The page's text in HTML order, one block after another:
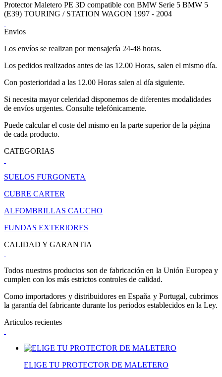
Protector Maletero PE 3D compatible con BMW Serie 5 BMW 5
(E39) TOURING / STATION WAGON 1997 - 2004
Envios
Los envíos se realizan por mensajería 24-48 horas.
Los pedidos realizados antes de las 12.00 Horas, salen el mismo día.
Con posterioridad a las 12.00 Horas salen al día siguiente.
Si necesita mayor celeridad disponemos de diferentes modalidades
de envíos urgentes. Consulte telefónicamente.
Puede calcular el coste del mismo en la parte superior de la página
de cada producto.
CATEGORIAS
SUELOS FURGONETA
CUBRE CARTER
ALFOMBRILLAS CAUCHO
FUNDAS EXTERIORES
CALIDAD Y GARANTIA
Todos nuestros productos son de fabricación en la Unión Europea y
cumplen con los más estrictos controles de calidad.
Como importadores y distribuidores en España y Portugal, cubrimos
la garantía del fabricante durante los periodos establecidos en la Ley.
Articulos recientes
ELIGE TU PROTECTOR DE MALETERO